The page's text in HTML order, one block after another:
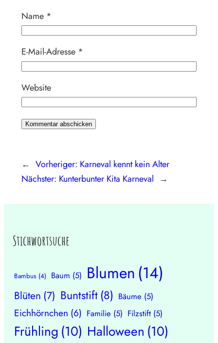
Name *
E-Mail-Adresse *
Website
← Vorheriger: Karneval kennt kein Alter
Nächster: Kunterbunter Kita Karneval →
Stichwortsuche
Bambus (4) Baum (5) Blumen(14)
Blüten (7) Buntstift (8) Bäume (5)
Eichhörnchen (6) Familie (5) Filzstift (5)
Frühling (10) Halloween (10)